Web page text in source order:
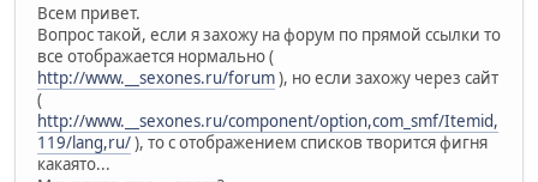
Всем привет.
Вопрос такой, если я захожу на форум по прямой ссылки то
все отображается нормально (
http://www.__sexones.ru/forum), но если захожу через сайт
(
http://www.__sexones.ru/component/option,com_smf/Itemid,
119/lang,ru/), то с отображением списков творится фигня
какаято...